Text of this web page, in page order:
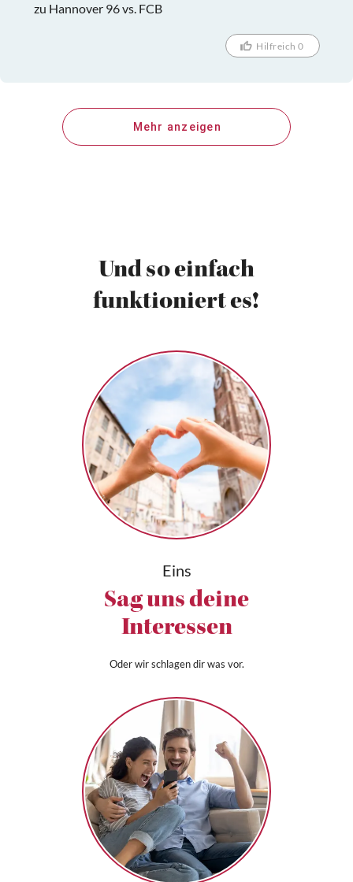
zu Hannover 96 vs. FCB
Hilfreich 0
Mehr anzeigen
Und so einfach
funktioniert es!
Eins
Sag uns deine
Interessen
Oder wir schlagen dir was vor.